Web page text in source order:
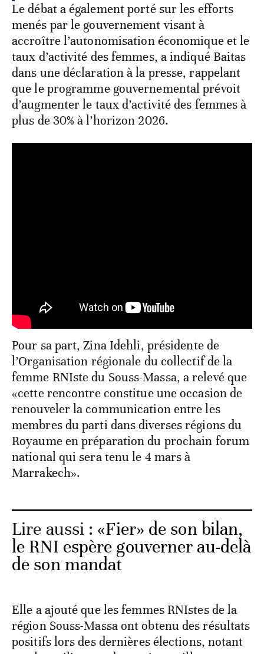
Le débat a également porté sur les efforts
menés par le gouvernement visant à
accroître l’autonomisation économique et le
taux d’activité des femmes, a indiqué Baitas
dans une déclaration à la presse, rappelant
que le programme gouvernemental prévoit
d’augmenter le taux d’activité des femmes à
plus de 30% à l’horizon 2026.
Pour sa part, Zina Idehli, présidente de
l’Organisation régionale du collectif de la
femme RNIste du Souss-Massa, a relevé que
«cette rencontre constitue une occasion de
renouveler la communication entre les
membres du parti dans diverses régions du
Royaume en préparation du prochain forum
national qui sera tenu le 4 mars à
Marrakech».
Lire aussi : «Fier» de son bilan,
le RNI espère gouverner au-delà
de son mandat
Elle a ajouté que les femmes RNIstes de la
région Souss-Massa ont obtenu des résultats
positifs lors des dernières élections, notant